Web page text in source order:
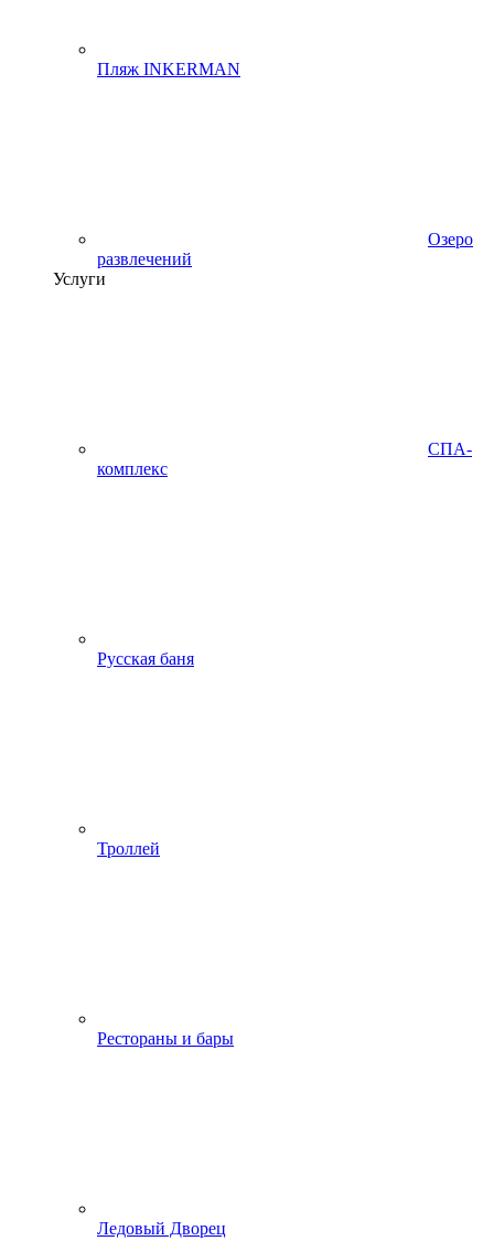
Пляж INKERMAN
Озеро
развлечений
Услуги
СПА-
комплекс
Русская баня
Троллей
Рестораны и бары
Ледовый Дворец